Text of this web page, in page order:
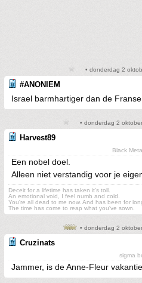
• donderdag 2
#ANONIEM
Israel barmhartiger dan de Franse
• donderdag 2
Harvest89
Black
Een nobel doel.
Alleen niet verstandig voor je
Deceit for a lifetime has taken it's toll.
An emotional void, I feel numb and cold.
You're all dead to me now. And has been for
The time has come to reap what you've sown.
• donderdag 2
Cruzinats
sigma
Jammer, is de Anne-Fleur